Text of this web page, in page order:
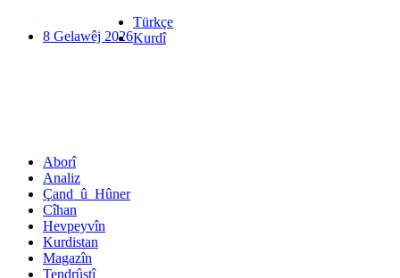
8 Gelawêj 2026
Türkçe
Kurdî
Aborî
Analiz
Çand_û_Hûner
Cîhan
Hevpeyvîn
Kurdistan
Magazîn
Tendrûstî